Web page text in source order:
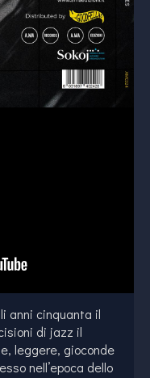
anni cinquanta il
di jazz il
leggere, gioconde
nell’epoca dello